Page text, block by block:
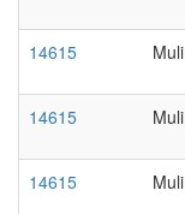
14615
14615
14615